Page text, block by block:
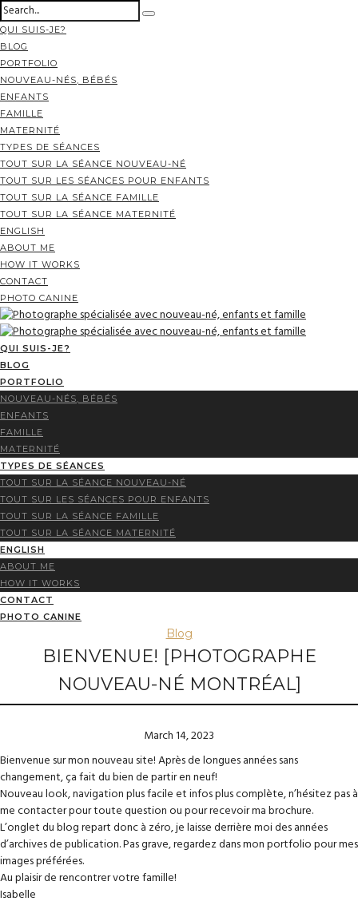
QUI SUIS-JE?
BLOG
PORTFOLIO
NOUVEAU-NÉS, BÉBÉS
ENFANTS
FAMILLE
MATERNITÉ
TYPES DE SÉANCES
TOUT SUR LA SÉANCE NOUVEAU-NÉ
TOUT SUR LES SÉANCES POUR ENFANTS
TOUT SUR LA SÉANCE FAMILLE
TOUT SUR LA SÉANCE MATERNITÉ
ENGLISH
ABOUT ME
HOW IT WORKS
CONTACT
PHOTO CANINE
QUI SUIS-JE?
BLOG
PORTFOLIO
NOUVEAU-NÉS, BÉBÉS
ENFANTS
FAMILLE
MATERNITÉ
TYPES DE SÉANCES
TOUT SUR LA SÉANCE NOUVEAU-NÉ
TOUT SUR LES SÉANCES POUR ENFANTS
TOUT SUR LA SÉANCE FAMILLE
TOUT SUR LA SÉANCE MATERNITÉ
ENGLISH
ABOUT ME
HOW IT WORKS
CONTACT
PHOTO CANINE
Blog
BIENVENUE! [PHOTOGRAPHE
NOUVEAU-NÉ MONTRÉAL]
March 14, 2023
Bienvenue sur mon nouveau site! Après de longues années sans
changement, ça fait du bien de partir en neuf!
Nouveau look, navigation plus facile et infos plus complète, n’hésitez pas à
me contacter pour toute question ou pour recevoir ma brochure.
L’onglet du blog repart donc à zéro, je laisse derrière moi des années
d’archives de publication. Pas grave, regardez dans mon portfolio pour mes
images préférées.
Au plaisir de rencontrer votre famille!
Isabelle